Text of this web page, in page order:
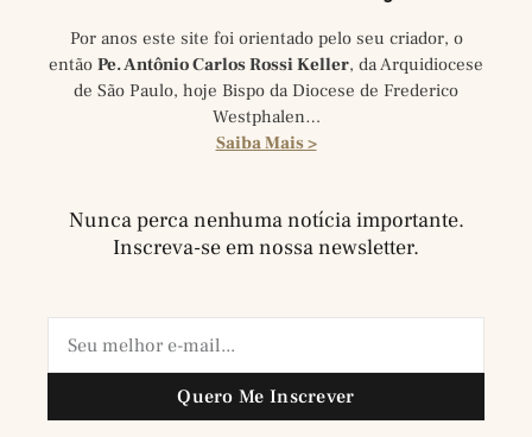
Por anos este site foi orientado pelo seu criador, o
então Pe. Antônio Carlos Rossi Keller, da Arquidiocese
de São Paulo, hoje Bispo da Diocese de Frederico
Westphalen…
Saiba Mais >
Nunca perca nenhuma notícia importante.
Inscreva-se em nossa newsletter.
Quero Me Inscrever